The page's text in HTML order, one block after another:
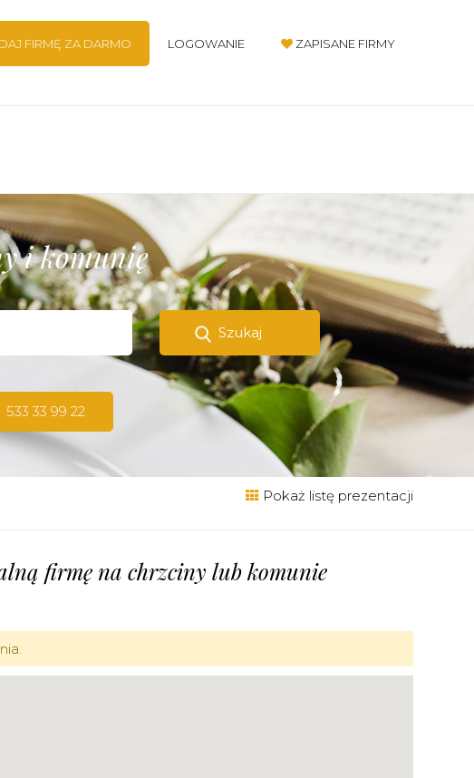
FIRMĘ ZA DARMO LOGOWANIE ZAPISANE FIRMY
i komunię
Szukaj
533 33 99 22
Pokaż listę prezentacji
firmę na chrzciny lub komunie